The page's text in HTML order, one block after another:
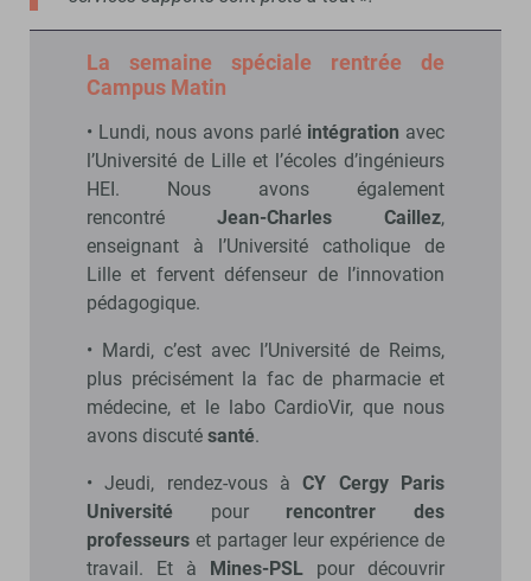
La semaine spéciale rentrée de
Campus Matin
• Lundi, nous avons parlé intégration avec
l’Université de Lille et l’écoles d’ingénieurs
HEI. Nous avons également
rencontré Jean-Charles Caillez,
enseignant à l’Université catholique de
Lille et fervent défenseur de l’innovation
pédagogique.
• Mardi, c’est avec l’Université de Reims,
plus précisément la fac de pharmacie et
médecine, et le labo CardioVir, que nous
avons discuté santé.
• Jeudi, rendez-vous àCY Cergy Paris
Université pour rencontrer des
professeurs et partager leur expérience de
travail. Et à Mines-PSL pour découvrir